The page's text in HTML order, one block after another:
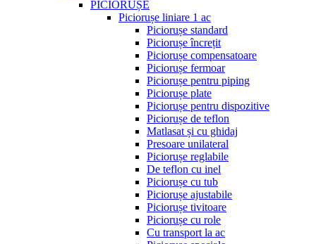
PICIORUȘE
Piciorușe liniare 1 ac
Piciorușe standard
Piciorușe încrețit
Piciorușe compensatoare
Piciorușe fermoar
Piciorușe pentru piping
Piciorușe plate
Piciorușe pentru dispozitive
Piciorușe de teflon
Matlasat și cu ghidaj
Presoare unilateral
Piciorușe reglabile
De teflon cu inel
Piciorușe cu tub
Piciorușe ajustabile
Piciorușe tivitoare
Piciorușe cu role
Cu transport la ac